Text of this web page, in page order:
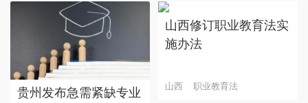
贵州发布急需紧缺专业
山西修订职业教育法实
施办法
山西 职业教育法